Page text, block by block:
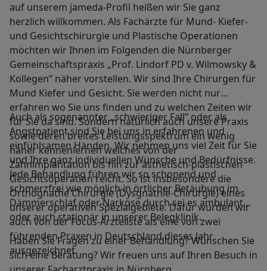
auf unserem jameda-Profil heißen wir Sie ganz
herzlich willkommen. Als Fachärzte für Mund- Kiefer-
und Gesichtschirurgie und Plastische Operationen
möchten wir Ihnen im Folgenden die Nürnberger
Gemeinschaftspraxis „Prof. Lindorf PD v. Wilmowsky &
Kollegen“ näher vorstellen. Wir sind Ihre Chirurgen für
Mund Kiefer und Gesicht. Sie werden nicht nur
erfahren wo Sie uns finden und zu welchen Zeiten wir
für Sie da sind. Sondern natürlich auch unsere Praxis
sowie deren breites Leistungsspektrum ein wenig
näher kennenlernen welches von der
Zahnimplantation bis hin zur ästhetisch-plastischen
Gesichtsoperation reicht. So ist insbesondere die
Orthognathe Chirurgie (Dysgnathie-Chirurgie) eines
unserer operativen Spezialgebiete. Dafür wurden wir
auch von der Focus-Ärzteliste als eine von zwei
führenden Praxen in Deutschland dieses Jahr
ausgezeichnet.
Auch als sogenannter „schwieriger Fall“ oder als
Angstpatient sind Sie bei uns in erfahrenen und
einfühlsamen Händen. Wir nehmen uns viel Zeit für Sie
und Ihre ganz individuellen Wünsche und Bedürfnisse.
Jede Behandlung führen wir so schonend und
schmerzfrei wie möglich in örtlicher Betäubung im
Dämmerschlaf oder Narkose durch sei es ambulant
oder auch stationär in unserer Belegklinik.
Haben Sie Fragen zu einer Behandlung? Wünschen Sie
sich eine Beratung? Wir freuen uns auf Ihren Besuch in